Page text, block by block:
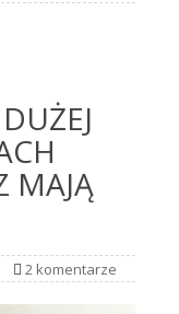
MAJĄ
2 komentarze